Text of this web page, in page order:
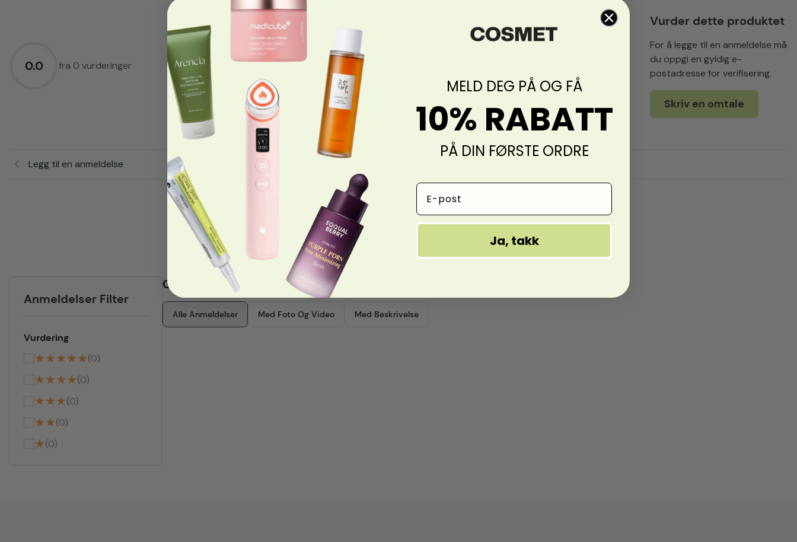
0.0 fra 0 vurderinger
5.0★
4.0
3.0★
2.0★
1.0★
Vurder dette produktet
For å legge til en anmeldelse må
du oppgi en gyldig e-
postadresse for verifisering.
Skriv en omtale
Legg til en anmeldelse
You must be logged in to post a review
Anmeldelser Filter
Vurdering
★★★★★(0)
★★★★(0)
★★★(0)
★★(0)
★(0)
Gjennomgangslister
Alle Anmeldelser Med Foto Og Video Med Beskrivelse
MELD DEG PÅ OG FÅ
10% RABATT
PÅ DIN FØRSTE ORDRE
Email Address
Ja, takk